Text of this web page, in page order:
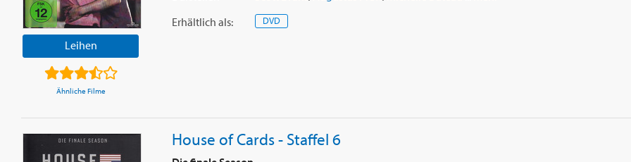
Leihen
Ähnliche Filme
Erhältlich als: DVD
House of Cards - Staffel 6